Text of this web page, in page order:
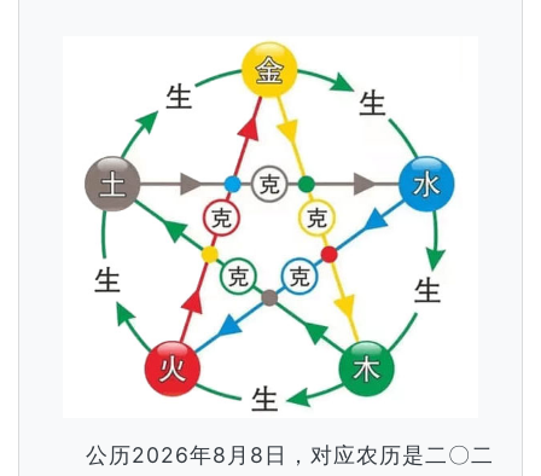
公历2026年8月8日，对应农历是二〇二